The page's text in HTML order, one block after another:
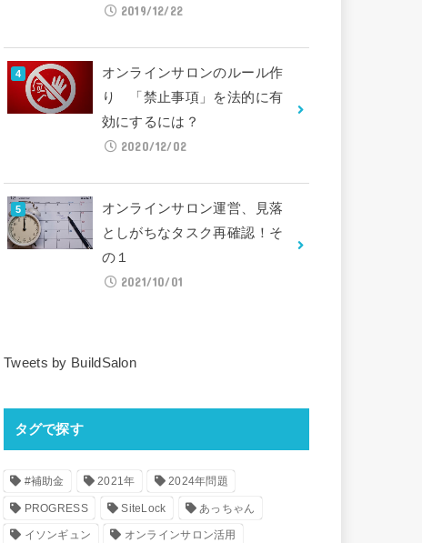
2019/12/22
オンラインサロンのルール作
り 「禁止事項」を法的に有
効にするには？
2020/12/02
オンラインサロン運営、見落
としがちなタスク再確認！そ
の１
2021/10/01
Tweets by BuildSalon
タグで探す
#補助金 2021年 2024年問題
PROGRESS SiteLock あっちゃん
イソンギュン オンラインサロン活用